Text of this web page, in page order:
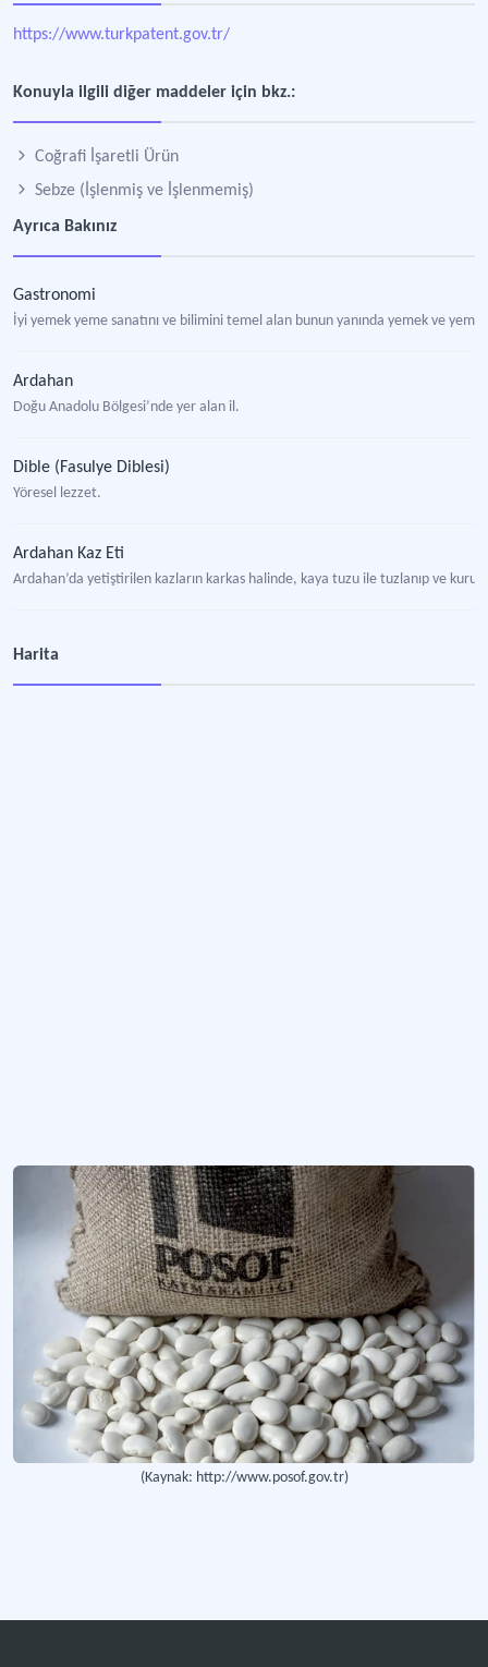
https://www.turkpatent.gov.tr/
Konuyla ilgili diğer maddeler için bkz.:
Coğrafi İşaretli Ürün
Sebze (İşlenmiş ve İşlenmemiş)
Ayrıca Bakınız
Gastronomi
İyi yemek yeme sanatını ve bilimini temel alan bunun yanında yemek ve
Ardahan
Doğu Anadolu Bölgesi’nde yer alan il.
Dible (Fasulye Diblesi)
Yöresel lezzet.
Ardahan Kaz Eti
Ardahan’da yetiştirilen kazların karkas halinde, kaya tuzu ile tuzlanıp ve
Harita
(Kaynak: http://www.posof.gov.tr)